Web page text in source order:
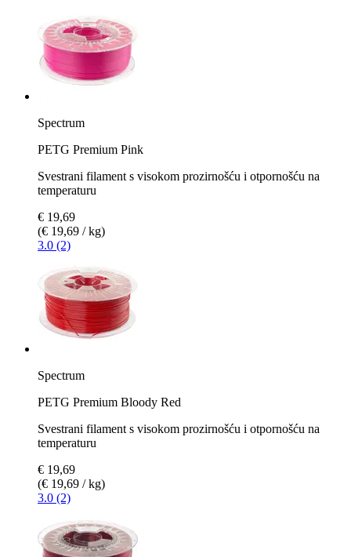
Spectrum
PETG Premium Pink
Svestrani filament s visokom prozirnošću i otpornošću na
temperaturu
€ 19,69
(€ 19,69 / kg)
3.0 (2)
Spectrum
PETG Premium Bloody Red
Svestrani filament s visokom prozirnošću i otpornošću na
temperaturu
€ 19,69
(€ 19,69 / kg)
3.0 (2)